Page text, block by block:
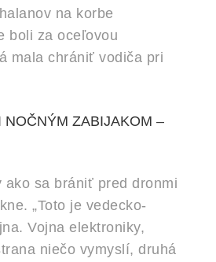
na korbe
boli za oceľovou
mala chrániť vodiča pri
NOČNÝM ZABIJAKOM –
ako sa brániť pred dronmi
„Toto je vedecko-
Vojna elektroniky,
niečo vymyslí, druhá